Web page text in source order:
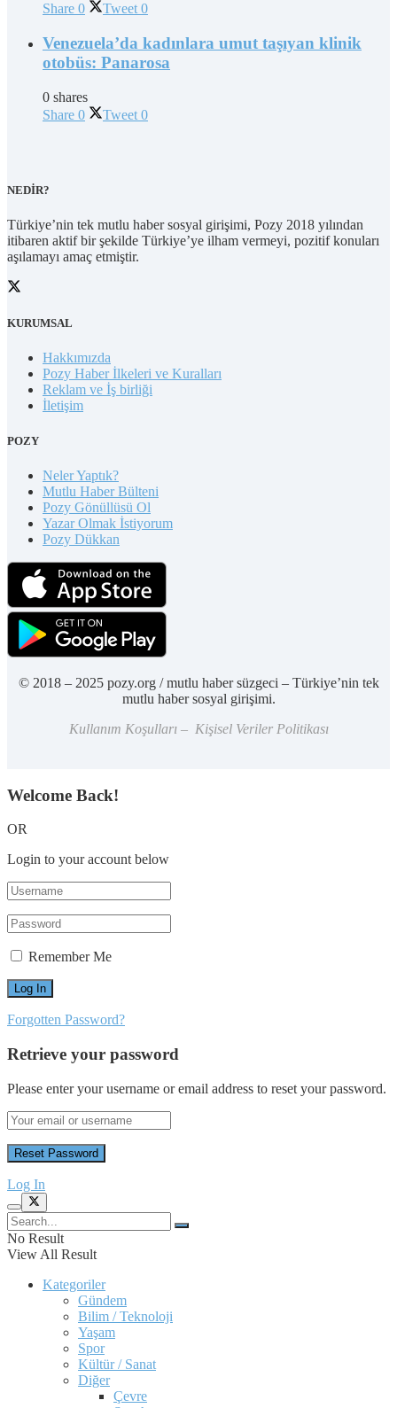
Share 0 Tweet 0
Venezuela’da kadınlara umut taşıyan klinik
otobüs: Panarosa
0 shares
Share 0 Tweet 0
NEDİR?
Türkiye’nin tek mutlu haber sosyal girişimi, Pozy 2018 yılından
itibaren aktif bir şekilde Türkiye’ye ilham vermeyi, pozitif konuları
aşılamayı amaç etmiştir.
KURUMSAL
Hakkımızda
Pozy Haber İlkeleri ve Kuralları
Reklam ve İş birliği
İletişim
POZY
Neler Yaptık?
Mutlu Haber Bülteni
Pozy Gönüllüsü Ol
Yazar Olmak İstiyorum
Pozy Dükkan
© 2018 – 2025 pozy.org / mutlu haber süzgeci – Türkiye’nin tek
mutlu haber sosyal girişimi.
Kullanım Koşulları – Kişisel Veriler Politikası
Welcome Back!
OR
Login to your account below
Remember Me
Forgotten Password?
Retrieve your password
Please enter your username or email address to reset your password.
Log In
No Result
View All Result
Kategoriler
Gündem
Bilim / Teknoloji
Yaşam
Spor
Kültür / Sanat
Diğer
Çevre